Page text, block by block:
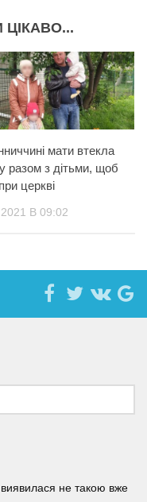
мати втекла
разом з дітьми, щоб
церкві
В 09:02
не такою вже